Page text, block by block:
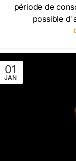
période de
possible
01
JAN